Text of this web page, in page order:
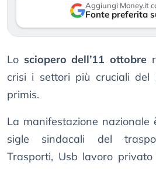
Aggiungi Money.it
Fonte preferita
Lo sciopero dell’11 ottobre
crisi i settori più cruciali del
primis.
La manifestazione
sigle sindacali del
Trasporti, Usb lavoro